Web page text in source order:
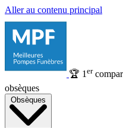
Aller au contenu principal
🏆 1 er
obsèques
Obsèques